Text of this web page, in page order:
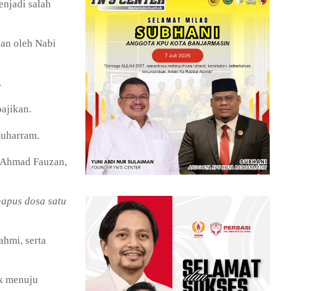
salah
oleh Nabi
Fauzan,
dosa satu
serta
menuju